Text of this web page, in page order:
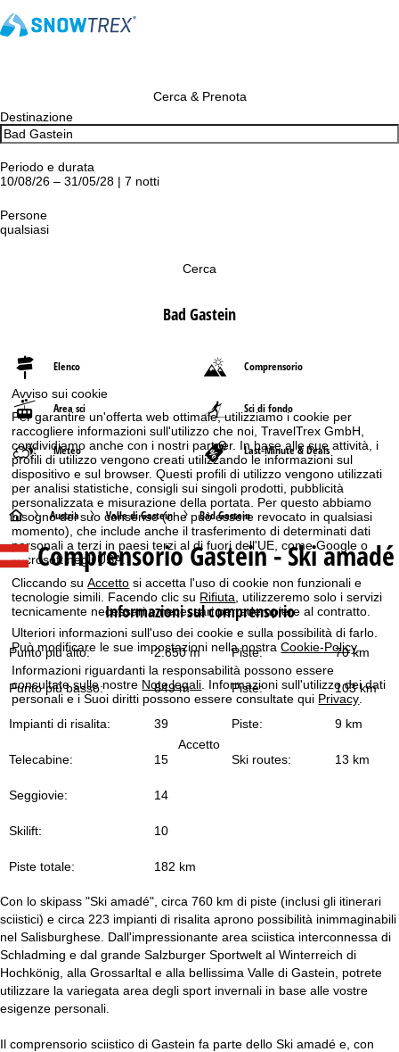
Avviso sui cookie
Per garantire un'offerta web ottimale, utilizziamo i cookie per
raccogliere informazioni sull'utilizzo che noi, TravelTrex GmbH,
condividiamo anche con i nostri partner. In base alle sue attività, i
profili di utilizzo vengono creati utilizzando le informazioni sul
dispositivo e sul browser. Questi profili di utilizzo vengono utilizzati
per analisi statistiche, consigli sui singoli prodotti, pubblicità
personalizzata e misurazione della portata. Per questo abbiamo
bisogno del suo consenso (che può essere revocato in qualsiasi
momento), che include anche il trasferimento di determinati dati
personali a terzi in paesi terzi al di fuori dell'UE, come Google o
Microsoft negli USA.
Cliccando suAccetto si accetta l'uso di cookie non funzionali e
tecnologie simili. Facendo clic su Rifiuta , utilizzeremo solo i servizi
tecnicamente necessari e necessari per adempiere al contratto.
Ulteriori informazioni sull'uso dei cookie e sulla possibilità di farlo.
Può modificare le sue impostazioni nella nostraCookie-Policy.
Informazioni riguardanti la responsabilità possono essere
consultate sulle nostre Note legali. Informazioni sull'utilizzo dei dati
personali e i Suoi diritti possono essere consultate qui Privacy.
Accetto
Cerca & Prenota
Destinazione
Periodo e durata
10/08/26 – 31/05/28 | 7 notti
Persone
qualsiasi
Cerca
Bad Gastein
Elenco Comprensorio
Area sci Sci di fondo
Meteo Last-Minute & Deals
H
o
m
p
a
g
Austria Valle di Gastein Bad Gastein
Comprensorio Gastein - Ski amadé
Informazioni sul comprensorio
Punto più alto: 2.650 m Piste: 70 km
Punto più basso: 849 m Piste: 103 km
Impianti di risalita: 39 Piste: 9 km
Telecabine: 15 Ski routes: 13 km
Seggiovie: 14
Skilift: 10
Piste totale: 182 km
Con lo skipass "Ski amadé", circa 760 km di piste (inclusi gli itinerari
sciistici) e circa 223 impianti di risalita aprono possibilità inimmaginabili
nel Salisburghese. Dall'impressionante area sciistica interconnessa di
Schladming e dal grande Salzburger Sportwelt al Winterreich di
Hochkönig, alla Grossarltal e alla bellissima Valle di Gastein, potrete
utilizzare la variegata area degli sport invernali in base alle vostre
esigenze personali.
Il comprensorio sciistico di Gastein fa parte dello Ski amadé e, con